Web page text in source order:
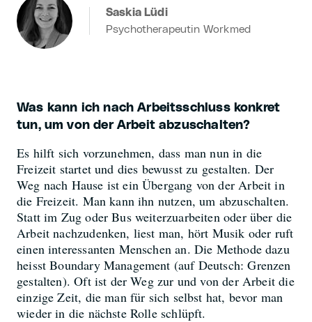
Saskia Lüdi
Psychotherapeutin Workmed
Was kann ich nach Arbeitsschluss konkret
tun, um von der Arbeit abzuschalten?
Es hilft sich vorzunehmen, dass man nun in die
Freizeit startet und dies bewusst zu gestalten. Der
Weg nach Hause ist ein Übergang von der Arbeit in
die Freizeit. Man kann ihn nutzen, um abzuschalten.
Statt im Zug oder Bus weiterzuarbeiten oder über die
Arbeit nachzudenken, liest man, hört Musik oder ruft
einen interessanten Menschen an. Die Methode dazu
heisst Boundary Management (auf Deutsch: Grenzen
gestalten). Oft ist der Weg zur und von der Arbeit die
einzige Zeit, die man für sich selbst hat, bevor man
wieder in die nächste Rolle schlüpft.